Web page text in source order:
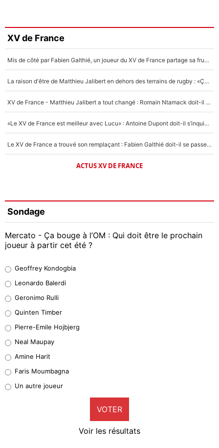
XV de France
Mis de côté par Fabien Galthié, un joueur du XV de France partage sa frustration : «ils ne me l’ont pas dit tout de suite»
La raison d'être de Matthieu Jalibert en dehors des terrains de rugby : «Ça m'atteint autant que si tu touches à un membre de ma famille»
XV de France - Matthieu Jalibert a tout changé : Romain Ntamack doit-il s’inquiéter pour sa place à un an de la Coupe du monde ?
«Le XV de France est meilleur avec Lucu» : Antoine Dupont doit-il s’inquiéter pour sa place ?
Le XV de France a trouvé son remplaçant : Fabien Galthié doit-il se passer d'Antoine Dupont ?
ACTUS XV DE FRANCE
Sondage
Mercato - Ça bouge à l’OM : Qui doit être le prochain
joueur à partir cet été ?
38%
32%
4%
1%
9%
Geoffrey Kondogbia
Leonardo Balerdi
Geronimo Rulli
Quinten Timber
Pierre-Emile Hojbjerg
Neal Maupay
Amine Harit
Faris Moumbagna
Un autre joueur
VOTER
Voir les résultats